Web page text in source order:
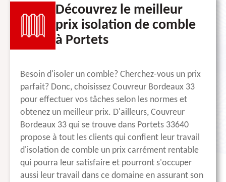
Découvrez le meilleur
prix isolation de comble
à Portets
Besoin d'isoler un comble? Cherchez-vous un prix
parfait? Donc, choisissez Couvreur Bordeaux 33
pour effectuer vos tâches selon les normes et
obtenez un meilleur prix. D'ailleurs, Couvreur
Bordeaux 33 qui se trouve dans Portets 33640
propose à tout les clients qui confient leur travail
d'isolation de comble un prix carrément rentable
qui pourra leur satisfaire et pourront s'occuper
aussi leur travail dans ce domaine en assurant son